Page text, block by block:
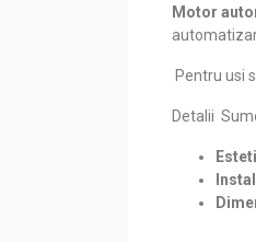
Motor
Pentru usi
Detalii